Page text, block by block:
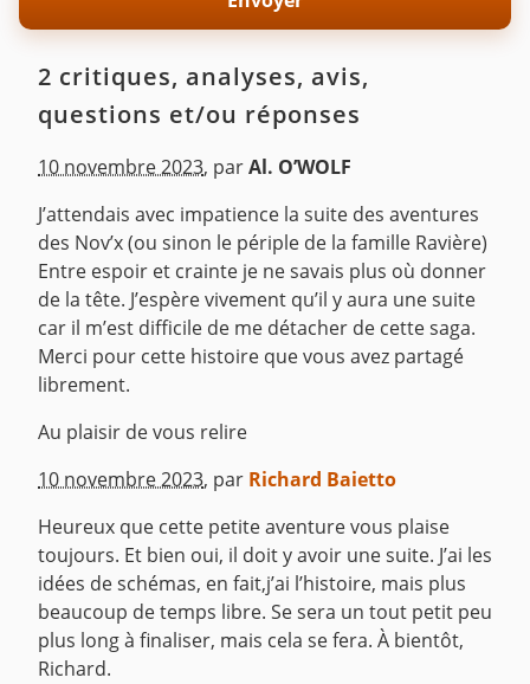
2 critiques, analyses, avis,
questions et/ou réponses
10 novembre 2023, parAl. O’WOLF
J’attendais avec impatience la suite des aventures
des Nov’x (ou sinon le périple de la famille Ravière)
Entre espoir et crainte je ne savais plus où donner
de la tête. J’espère vivement qu’il y aura une suite
car il m’est difficile de me détacher de cette saga.
Merci pour cette histoire que vous avez partagé
librement.
Au plaisir de vous relire
^
10 novembre 2023, par Richard Baietto
Heureux que cette petite aventure vous plaise
toujours. Et bien oui, il doit y avoir une suite. J’ai les
idées de schémas, en fait,j’ai l’histoire, mais plus
beaucoup de temps libre. Se sera un tout petit peu
plus long à finaliser, mais cela se fera. À bientôt,
Richard.